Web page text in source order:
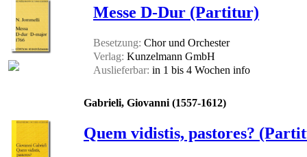
Messe D-Dur (Partitur)
Besetzung: Chor und Orchester
Verlag: Kunzelmann GmbH
Auslieferbar: in 1 bis 4 Wochen info
Gabrieli, Giovanni (1557-1612)
Quem vidistis, pastores?